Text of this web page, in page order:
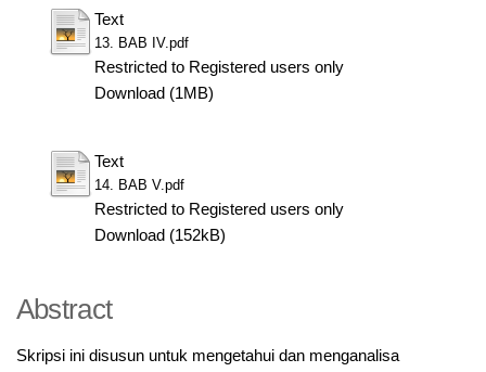
Text
13. BAB IV.pdf
Restricted to Registered users only
Download (1MB)
Text
14. BAB V.pdf
Restricted to Registered users only
Download (152kB)
Abstract
Skripsi ini disusun untuk mengetahui dan menganalisa